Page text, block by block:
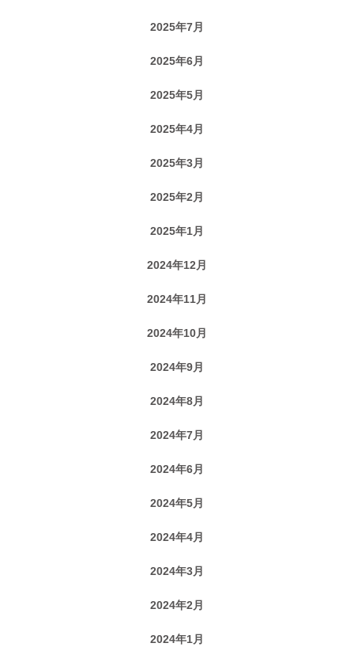
2025年7月
2025年6月
2025年5月
2025年4月
2025年3月
2025年2月
2025年1月
2024年12月
2024年11月
2024年10月
2024年9月
2024年8月
2024年7月
2024年6月
2024年5月
2024年4月
2024年3月
2024年2月
2024年1月